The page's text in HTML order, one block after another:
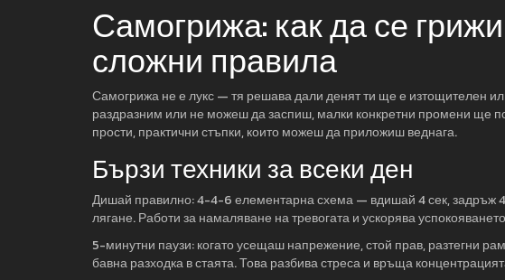
Самогрижа: как да се
сложни правила
Самогрижа не е лукс — тя решава дали денят ти ще е изтощителен
раздразним или не можеш да заспиш, малки конкретни промени ще
прости, практични стъпки, които можеш да приложиш веднага.
Бързи техники за всеки ден
Дишай правилно: 4-4-6 елементарна схема — вдишай 4 сек, задръж
лягане. Работи за намаляване на тревогата и ускорява
5-минутни паузи: когато усещаш напрежение, стой прав, разтегни
бавна разходка в стаята. Това разбива стреса и връща